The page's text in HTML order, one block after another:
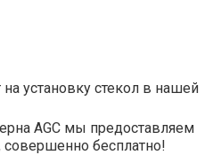
установку стекол в нашей
AGC мы предоставляем
совершенно бесплатно!